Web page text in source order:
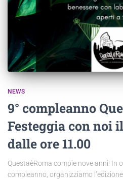
NEWS
9° compleanno
Festeggia con noi
dalle ore 11.00
QuestaèRoma compie nove anni! In
compleanno, organizziamo